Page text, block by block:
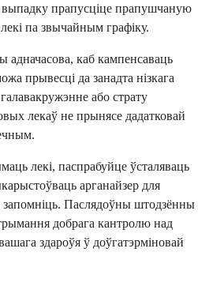
прапусціце прапушчаную
па звычайным графіку.
адначасова, каб кампенсаваць
прывесці да занадта нізкага
або страту
лекаў не прынясе дадатковай
лекі, паспрабуйце ўсталяваць
арганайзер для
запомніць. Паслядоўны штодзённы
добрага кантролю над
здароўя ў доўгатэрміновай